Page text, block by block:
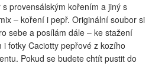
provensálským kořením a jiný s
– koření i pepř. Originální soubor si
sebe a posílám dále – ke stažení
i fotky Caciotty pepřové z kozího
Pokud se budete chtít pustit do